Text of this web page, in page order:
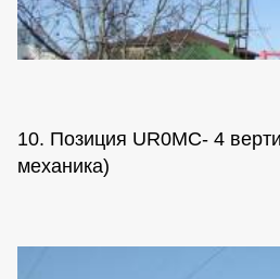
10. Позиция UR0MC- 4
механика)